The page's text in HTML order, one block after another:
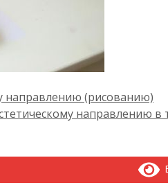
направлению (рисованию)
направлению в